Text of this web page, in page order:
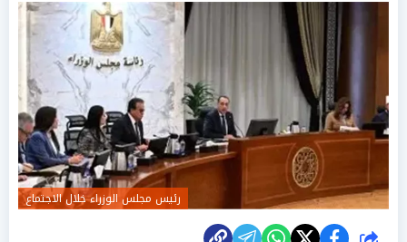
رئيس مجلس الوزراء خلال الاجتماع